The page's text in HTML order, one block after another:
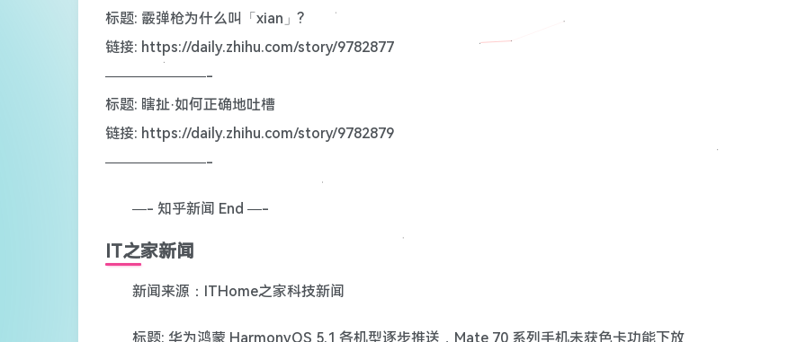
标题: 霰弹枪为什么叫「xian」?
链接: https://daily.zhihu.com/story/9782877
———————-
标题: 瞎扯·如何正确地吐槽
链接: https://daily.zhihu.com/story/9782879
———————-
—- 知乎新闻 End —-
IT之家新闻
新闻来源：ITHome之家科技新闻
标题: 华为鸿蒙 HarmonyOS 5.1 各机型逐步推送，Mate 70 系列手机未获色卡功能下放